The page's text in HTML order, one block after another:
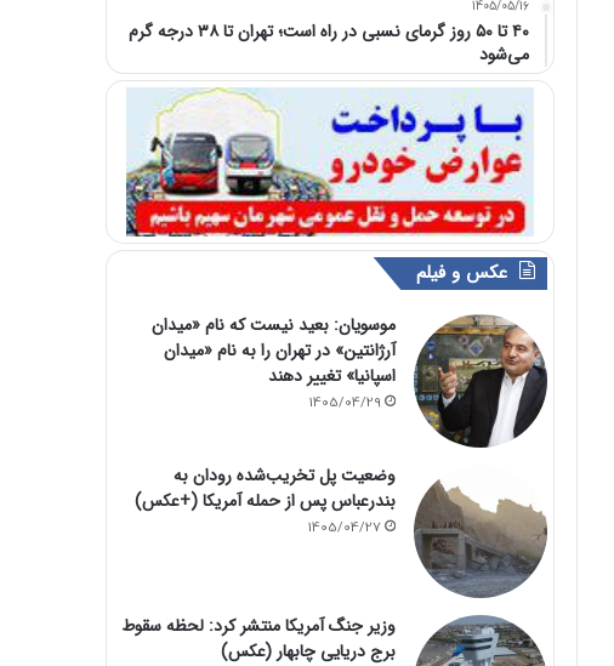
1405/05/16
۴۰ تا ۵۰ روز گرمای نسبی در راه است؛ تهران تا ۳۸ درجه گرم
می‌شود
عکس و فیلم
موسویان: بعید نیست که نام «میدان
آرژانتین» در تهران را به نام «میدان
اسپانیا» تغییر دهند
1405/04/29
وضعیت پل تخریب‌شده رودان به
بندرعباس پس از حمله آمریکا (+عکس)
1405/04/27
وزیر جنگ آمریکا منتشر کرد: لحظه سقوط
برج دریایی چابهار (عکس)